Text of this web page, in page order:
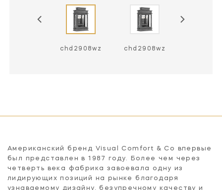
chd2908wz chd2908wz
Американский бренд Visual Comfort & Co впервые
был представлен в 1987 году. Более чем через
четверть века фабрика завоевала одну из
лидирующих позиций на рынке благодаря
узнаваемому дизайну, безупречному качеству и